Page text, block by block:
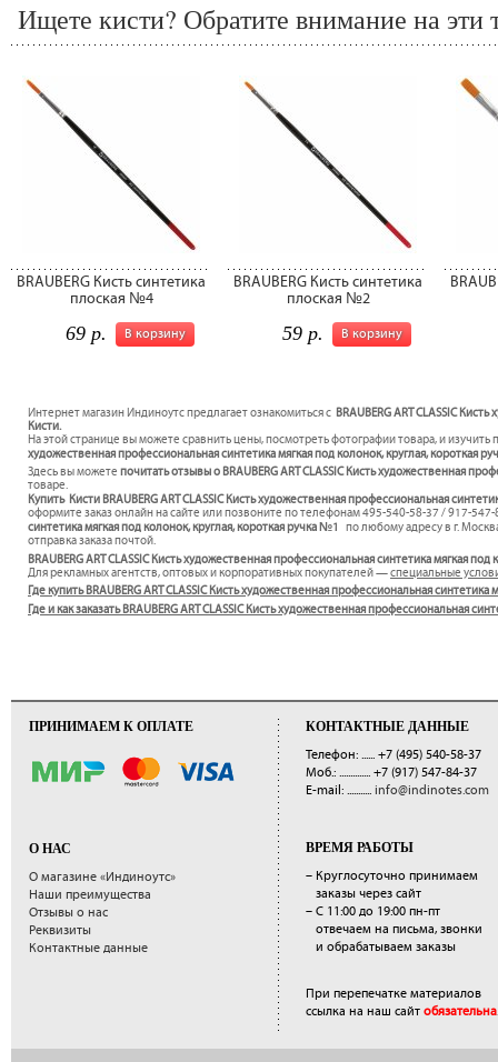
Ищете кисти? Обратите внимание на эти
BRAUBERG Кисть синтетика
плоская №4
В корзину
69 р.
BRAUBERG Кисть синтетика
плоская №2
В корзину
59 р.
Интернет магазин Индиноутс предлагает ознакомиться с BRAUBERG ART CLASSIC
Кисти.
На этой странице вы можете сравнить цены, посмотреть фотографии товара, и
художественная профессиональная синтетика мягкая под колонок, круглая, короткая
Здесь вы можете почитать отзывы о BRAUBERG ART CLASSIC Кисть художественная
товаре.
Купить Кисти BRAUBERG ART CLASSIC Кисть художественная профессиональная
оформите заказ онлайн на сайте или позвоните по телефонам 495-540-58-37 / 917-
синтетика мягкая под колонок, круглая, короткая ручка №1
по любому адресу в г.
отправка заказа почтой.
BRAUBERG ART CLASSIC Кисть художественная профессиональная синтетика мягкая
Для рекламных агентств, оптовых и корпоративных покупателей —специальные
Где купить BRAUBERG ART CLASSIC Кисть художественная профессиональная
Где и как заказать BRAUBERG ART CLASSIC Кисть художественная профессиональная
ПРИНИМАЕМ К ОПЛАТЕ
О НАС
О магазине «Индиноутс»
Наши преимущества
Отзывы о нас
Реквизиты
Контактные данные
КОНТАКТНЫЕ ДАННЫЕ
Телефон: ...... +7 (495) 540-58-37
Моб.: .............. +7 (917) 547-84-37
E-mail: ........... info@indinotes.com
ВРЕМЯ РАБОТЫ
– Круглосуточно принимаем
заказы через сайт
– С 11:00 до 19:00 пн-пт
отвечаем на письма, звонки
и обрабатываем заказы
При перепечатке материалов
ссылка на наш сайт обязательна